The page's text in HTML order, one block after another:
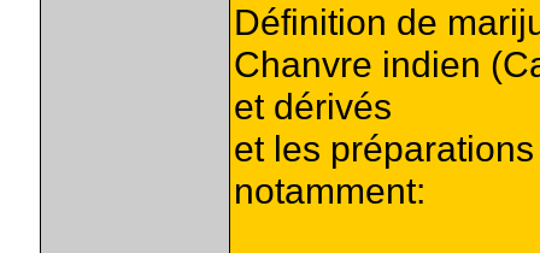
Définition de
Chanvre indien
et dérivés
et les
notamment: